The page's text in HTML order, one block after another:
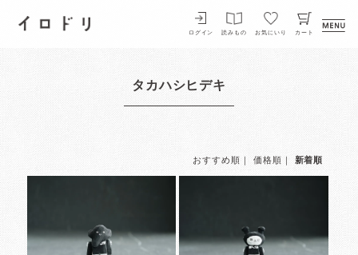
イロドリ
ログイン 読みもの お気にいり カート
タカハシヒデキ
おすすめ順 価格順 新着順